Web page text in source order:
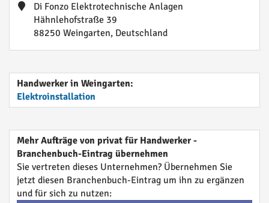
Di Fonzo Elektrotechnische Anlagen
Hähnlehofstraße 39
88250 Weingarten, Deutschland
Handwerker in Weingarten:
Elektroinstallation
Mehr Aufträge von privat für Handwerker -
Branchenbuch-Eintrag übernehmen
Sie vertreten dieses Unternehmen? Übernehmen Sie
jetzt diesen Branchenbuch-Eintrag um ihn zu ergänzen
und für sich zu nutzen: